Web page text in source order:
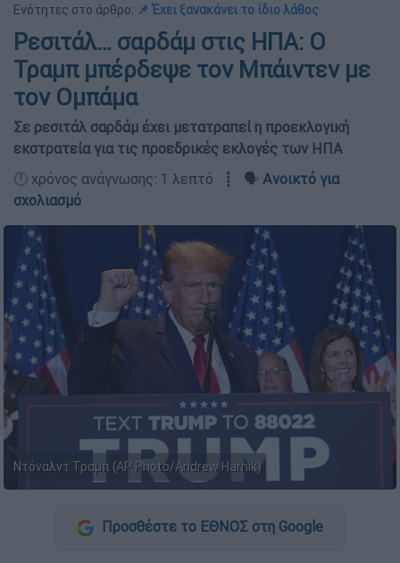
Ενότητες στο άρθρο: 📌 Έχει ξανακάνει το ίδιο λάθος
Ρεσιτάλ… σαρδάμ στις ΗΠΑ: Ο
Τραμπ μπέρδεψε τον Μπάιντεν με
τον Ομπάμα
Σε ρεσιτάλ σαρδάμ έχει μετατραπεί η προεκλογική
εκστρατεία για τις προεδρικές εκλογές των ΗΠΑ
🕛 χρόνος ανάγνωσης: 1 λεπτό ┋ 🗣️ Ανοικτό για
σχολιασμό
Ντόναλντ Τραμπ (AP Photo/Andrew Harnik)
Προσθέστε το ΕΘΝΟΣ στη Google